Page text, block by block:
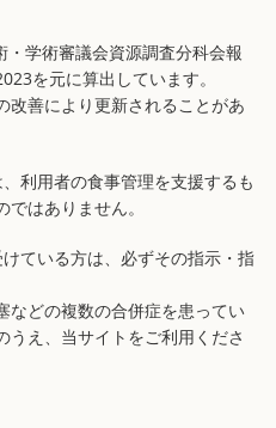
学術審議会資源調査分科会報
を元に算出しています。
改善により更新されることがあ
利用者の食事管理を支援するも
はありません。
ている方は、必ずその指示・指
などの複数の合併症を患ってい
うえ、当サイトをご利用くださ